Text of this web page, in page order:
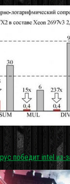
победит intel из-